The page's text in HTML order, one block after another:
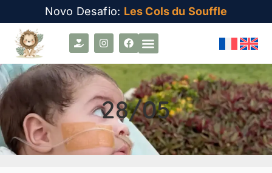
Novo Desafio: Les Cols du Souffle
28/05